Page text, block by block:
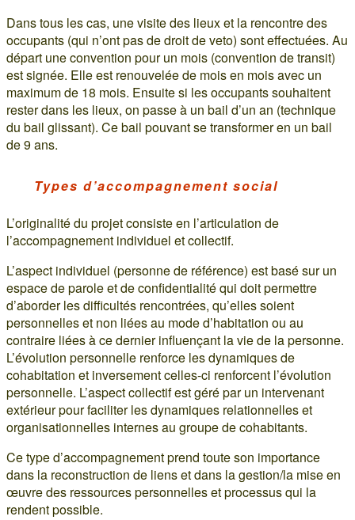
Dans tous les cas, une visite des lieux et la rencontre des
occupants (qui n’ont pas de droit de veto) sont effectuées. Au
départ une convention pour un mois (convention de transit)
est signée. Elle est renouvelée de mois en mois avec un
maximum de 18 mois. Ensuite si les occupants souhaitent
rester dans les lieux, on passe à un bail d’un an (technique
du bail glissant). Ce bail pouvant se transformer en un bail
de 9 ans.
Types d’accompagnement social
L’originalité du projet consiste en l’articulation de
l’accompagnement individuel et collectif.
L’aspect individuel (personne de référence) est basé sur un
espace de parole et de confidentialité qui doit permettre
d’aborder les difficultés rencontrées, qu’elles soient
personnelles et non liées au mode d’habitation ou au
contraire liées à ce dernier influençant la vie de la personne.
L’évolution personnelle renforce les dynamiques de
cohabitation et inversement celles-ci renforcent l’évolution
personnelle. L’aspect collectif est géré par un intervenant
extérieur pour faciliter les dynamiques relationnelles et
organisationnelles internes au groupe de cohabitants.
Ce type d’accompagnement prend toute son importance
dans la reconstruction de liens et dans la gestion/la mise en
œuvre des ressources personnelles et processus qui la
rendent possible.